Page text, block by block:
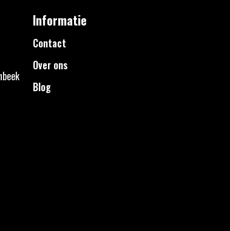
Informatie
Contact
Over ons
Blog